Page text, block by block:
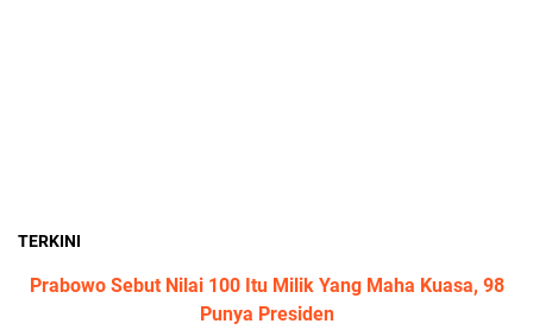
TERKINI
Prabowo Sebut Nilai 100 Itu Milik Yang Maha Kuasa, 98
Punya Presiden